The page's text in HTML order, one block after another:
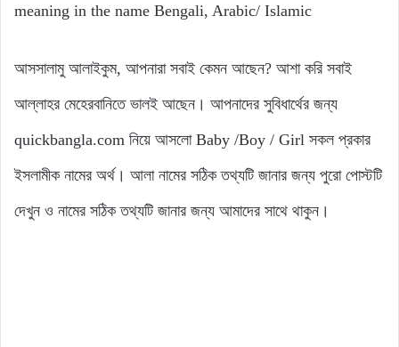
meaning in the name Bengali, Arabic/ Islamic
আসসালামু আলাইকুম, আপনারা সবাই কেমন আছেন? আশা করি সবাই
আল্লাহর মেহেরবানিতে ভালই আছেন। আপনাদের সুবিধার্থের জন্য
quickbangla.com নিয়ে আসলো Baby /Boy / Girl সকল প্রকার
ইসলামীক নামের অর্থ। আলা নামের সঠিক তথ্যটি জানার জন্য পুরো পোস্টটি
দেখুন ও নামের সঠিক তথ্যটি জানার জন্য আমাদের সাথে থাকুন।